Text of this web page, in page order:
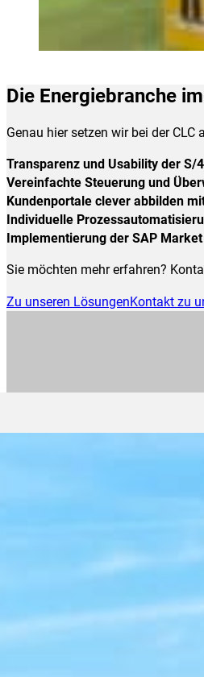
Die Energiebranche
Genau hier setzen wir bei der
Transparenz und Usability der
Vereinfachte Steuerung und
Kundenportale clever abbilden
Individuelle
Implementierung der SAP
Sie möchten mehr erfahren?
Zu unseren LösungenKontakt zu